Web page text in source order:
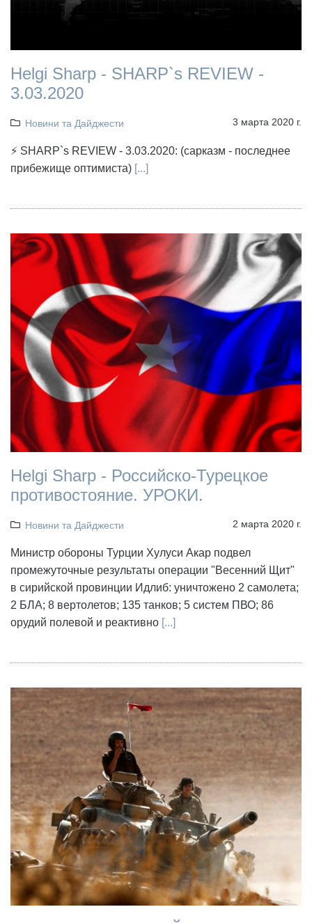
Helgi Sharp - SHARP`s REVIEW -
3.03.2020
Новини та Дайджести 3 марта 2020 г.
⚡ SHARP`s REVIEW - 3.03.2020: (сарказм - последнее
прибежище оптимиста) [...]
Helgi Sharp - Российско-Турецкое
противостояние. УРОКИ.
Новини та Дайджести 2 марта 2020 г.
Министр обороны Турции Хулуси Акар подвел
промежуточные результаты операции "Весенний Щит"
в сирийской провинции Идлиб: уничтожено 2 самолета;
2 БЛА; 8 вертолетов; 135 танков; 5 систем ПВО; 86
орудий полевой и реактивно [...]